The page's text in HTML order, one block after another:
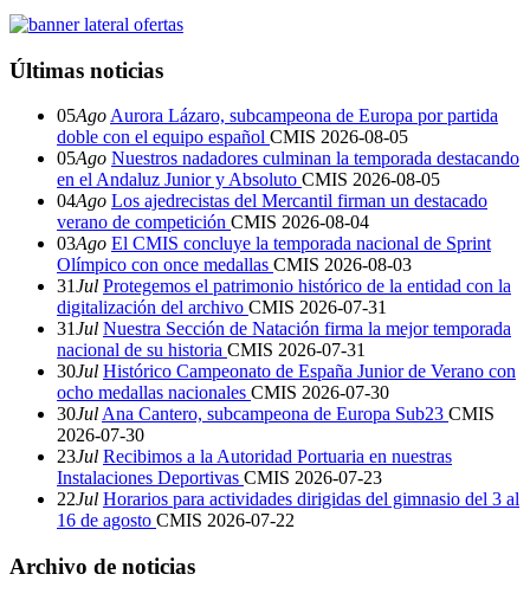
Últimas noticias
05Ago Aurora Lázaro, subcampeona de Europa por partida
doble con el equipo español CMIS 2026-08-05
05Ago Nuestros nadadores culminan la temporada destacando
en el Andaluz Junior y Absoluto CMIS 2026-08-05
04Ago Los ajedrecistas del Mercantil firman un destacado
verano de competición CMIS 2026-08-04
03Ago El CMIS concluye la temporada nacional de Sprint
Olímpico con once medallas CMIS 2026-08-03
31Jul Protegemos el patrimonio histórico de la entidad con la
digitalización del archivo CMIS 2026-07-31
31Jul Nuestra Sección de Natación firma la mejor temporada
nacional de su historia CMIS 2026-07-31
30Jul Histórico Campeonato de España Junior de Verano con
ocho medallas nacionales CMIS 2026-07-30
30Jul Ana Cantero, subcampeona de Europa Sub23 CMIS
2026-07-30
23Jul Recibimos a la Autoridad Portuaria en nuestras
Instalaciones Deportivas CMIS 2026-07-23
22Jul Horarios para actividades dirigidas del gimnasio del 3 al
16 de agosto CMIS 2026-07-22
Archivo de noticias